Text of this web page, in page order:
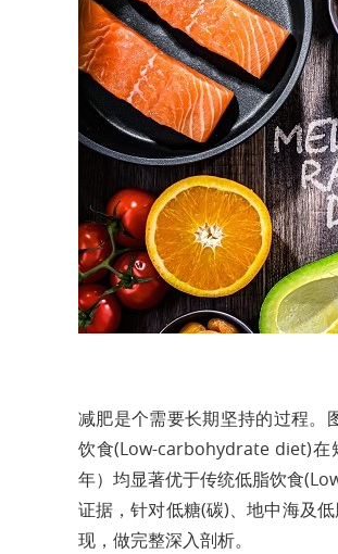
减肥是个需要长期坚持的过程。
饮食(Low-carbohydrate diet)
年）均显著优于传统低脂饮食
证据，针对低糖(碳)、地中海及
现，做完整深入剖析。